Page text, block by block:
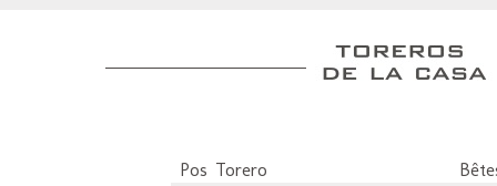
Pos Torero